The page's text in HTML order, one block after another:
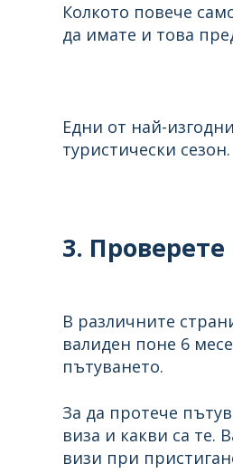
Колкото повече
да имате и това
Едни от най-
туристически сезон.
3.
В различните
валиден поне 6
пътуването.
За да протече
виза и какви са те.
визи при